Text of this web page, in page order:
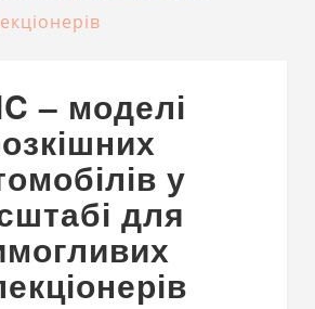
– моделі
у
для